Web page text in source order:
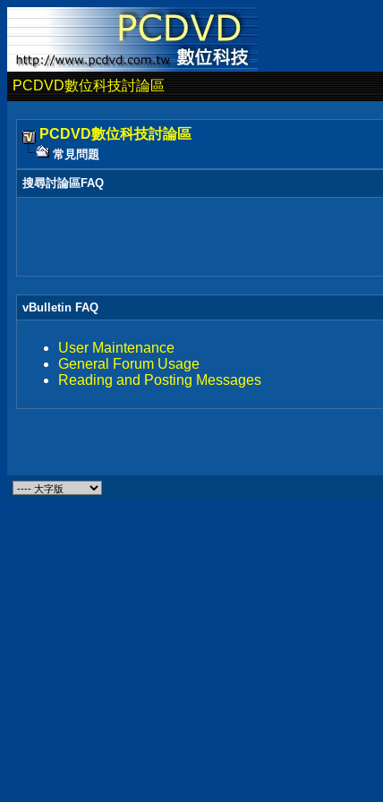
PCDVD數位科技討論區
PCDVD數位科技討論區
常見問題
搜尋討論區FAQ
vBulletin FAQ
User Maintenance
General Forum Usage
Reading and Posting Messages